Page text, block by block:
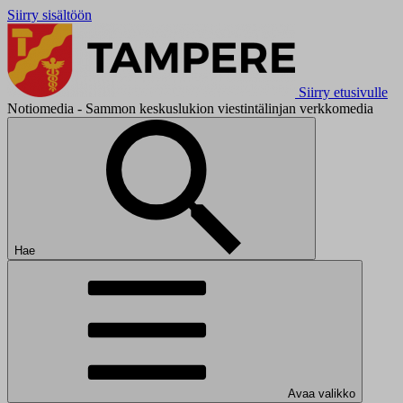
Siirry sisältöön
Siirry etusivulle
Notiomedia - Sammon keskuslukion viestintälinjan verkkomedia
Hae
Avaa valikko